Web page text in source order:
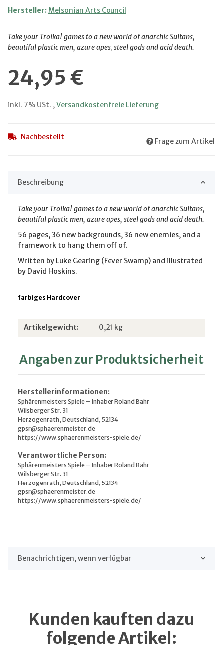
Hersteller:Melsonian Arts Council
Take your Troika! games to a new world of anarchic Sultans,
beautiful plastic men, azure apes, steel gods and acid death.
24,95 €
inkl. 7% USt. ,Versandkostenfreie Lieferung
Nachbestellt Frage zum Artikel
Beschreibung
Take your Troika! games to a new world of anarchic Sultans,
beautiful plastic men, azure apes, steel gods and acid death.
56 pages, 36 new backgrounds, 36 new enemies, and a
framework to hang them off of.
Written by Luke Gearing (Fever Swamp) and illustrated
by David Hoskins.
farbiges Hardcover
Produkteigenschaft
Wert
Artikelgewicht: 0,21 kg
Angaben zur Produktsicherheit
Herstellerinformationen:
Sphärenmeisters Spiele – Inhaber Roland Bahr
Wilsberger Str. 31
Herzogenrath, Deutschland, 52134
gpsr@sphaerenmeister.de
https://www.sphaerenmeisters-spiele.de/
Verantwortliche Person:
Sphärenmeisters Spiele – Inhaber Roland Bahr
Wilsberger Str. 31
Herzogenrath, Deutschland, 52134
gpsr@sphaerenmeister.de
https://www.sphaerenmeisters-spiele.de/
Benachrichtigen, wenn verfügbar
Kunden kauften dazu
folgende Artikel: